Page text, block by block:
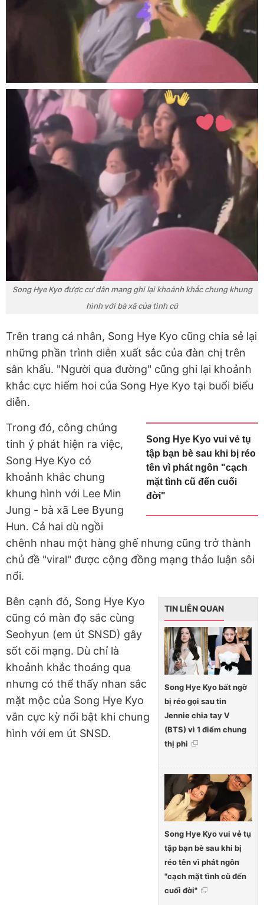
Song Hye Kyo được cư dân mạng ghi lại khoảnh khắc chung khung
hình với bà xã của tình cũ
Trên trang cá nhân, Song Hye Kyo cũng chia sẻ lại
những phần trình diễn xuất sắc của đàn chị trên
sân khấu. "Người qua đường" cũng ghi lại khoảnh
khắc cực hiếm hoi của Song Hye Kyo tại buổi biểu
diễn.
Song Hye Kyo vui vẻ tụ
tập bạn bè sau khi bị réo
tên vì phát ngôn "cạch
mặt tình cũ đến cuối
đời"
Trong đó, công chúng
tinh ý phát hiện ra việc,
Song Hye Kyo có
khoảnh khắc chung
khung hình với Lee Min
Jung - bà xã Lee Byung
Hun. Cả hai dù ngồi
chênh nhau một hàng ghế nhưng cũng trở thành
chủ đề "viral" được cộng đồng mạng thảo luận sôi
nổi.
TIN LIÊN QUAN
Song Hye Kyo bất ngờ
bị réo gọi sau tin
Jennie chia tay V
(BTS) vì 1 điểm chung
thị phi
Song Hye Kyo vui vẻ tụ
tập bạn bè sau khi bị
réo tên vì phát ngôn
"cạch mặt tình cũ đến
cuối đời"
Bên cạnh đó, Song Hye Kyo
cũng có màn đọ sắc cùng
Seohyun (em út SNSD) gây
sốt cõi mạng. Dù chỉ là
khoảnh khắc thoáng qua
nhưng có thể thấy nhan sắc
mặt mộc của Song Hye Kyo
vẫn cực kỳ nổi bật khi chung
hình với em út SNSD.